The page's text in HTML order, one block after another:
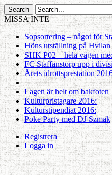
MISSA INTE
Sopsortering – något för
Höns utställning på
SHK P02 – hela vägen
FC Staffanstorp upp i
Årets idrottsprestation
Lagen är helt om bakfoten
Kulturpristagare 2016:
Kulturstipendiat 2016:
Poke Party med DJ Szmak
Registrera
Logga in